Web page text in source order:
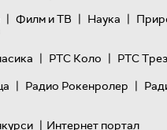
| Филм и ТВ | Наука |
| РТС Коло | РТС
| Радио Рокенролер |
| Интернет портал